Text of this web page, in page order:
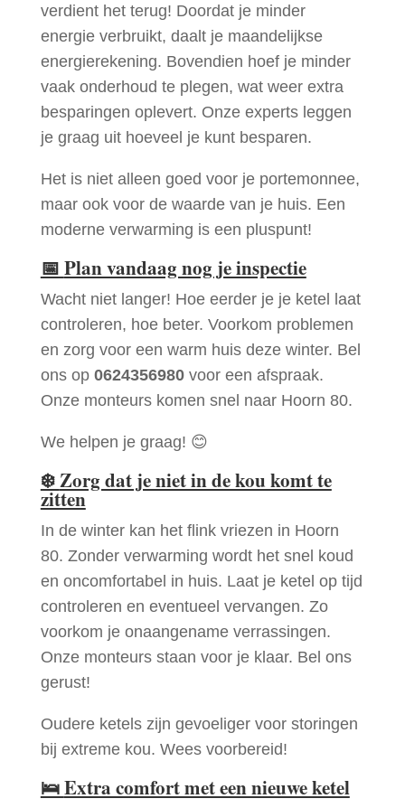
verdient het terug! Doordat je minder
energie verbruikt, daalt je maandelijkse
energierekening. Bovendien hoef je minder
vaak onderhoud te plegen, wat weer extra
besparingen oplevert. Onze experts leggen
je graag uit hoeveel je kunt besparen.
Het is niet alleen goed voor je portemonnee,
maar ook voor de waarde van je huis. Een
moderne verwarming is een pluspunt!
📅 Plan vandaag nog je inspectie
Wacht niet langer! Hoe eerder je je ketel laat
controleren, hoe beter. Voorkom problemen
en zorg voor een warm huis deze winter. Bel
ons op 0624356980voor een afspraak.
Onze monteurs komen snel naar Hoorn 80.
We helpen je graag! 😊
❄️Zorg dat je niet in de kou komt te
zitten
In de winter kan het flink vriezen in Hoorn
80. Zonder verwarming wordt het snel koud
en oncomfortabel in huis. Laat je ketel op tijd
controleren en eventueel vervangen. Zo
voorkom je onaangename verrassingen.
Onze monteurs staan voor je klaar. Bel ons
gerust!
Oudere ketels zijn gevoeliger voor storingen
bij extreme kou. Wees voorbereid!
🛌Extra comfort met een nieuwe ketel